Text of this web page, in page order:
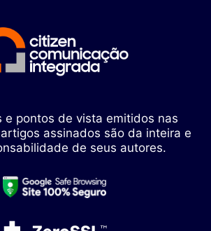
e pontos de vista emitidos nas
assinados são da inteira e
de seus autores.